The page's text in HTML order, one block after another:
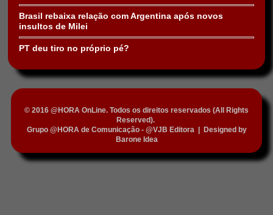
Brasil rebaixa relação com Argentina após novos
insultos de Milei
PT deu tiro no próprio pé?
© 2016 @HORA OnLine. Todos os direitos reservados (All Rights
Reserved).
Grupo @HORA de Comunicação - @VJB Editora|
Designed by
Barone Idea